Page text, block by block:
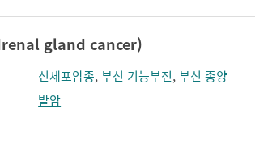
gland cancer)
신세포암종,부신 기능부전,부신 종양
발암